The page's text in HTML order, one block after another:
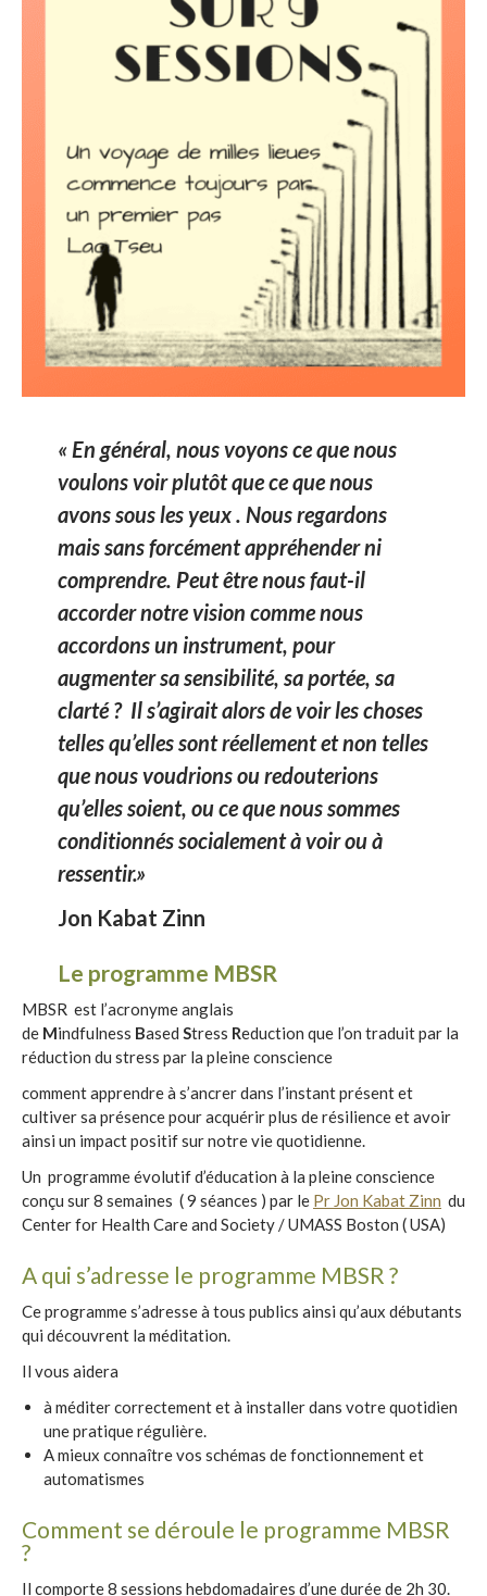
« En général, nous voyons ce que nous
voulons voir plutôt que ce que nous
avons sous les yeux . Nous regardons
mais sans forcément appréhender ni
comprendre. Peut être nous faut-il
accorder notre vision comme nous
accordons un instrument, pour
augmenter sa sensibilité, sa portée, sa
clarté ? Il s’agirait alors de voir les choses
telles qu’elles sont réellement et non telles
que nous voudrions ou redouterions
qu’elles soient, ou ce que nous sommes
conditionnés socialement à voir ou à
ressentir.»
Jon Kabat Zinn
Le programme MBSR
MBSR est l’acronyme anglais
de Mindfulness Based Stress Reduction que l’on traduit par la
réduction du stress par la pleine conscience
comment apprendre à s’ancrer dans l’instant présent et
cultiver sa présence pour acquérir plus de résilience et avoir
ainsi un impact positif sur notre vie quotidienne.
Un programme évolutif d’éducation à la pleine conscience
conçu sur 8 semaines ( 9 séances ) par le Pr Jon Kabat Zinn du
Center for Health Care and Society / UMASS Boston ( USA)
A qui s’adresse le programme MBSR ?
Ce programme s’adresse à tous publics ainsi qu’aux débutants
qui découvrent la méditation.
Il vous aidera
à méditer correctement et à installer dans votre quotidien
une pratique régulière.
A mieux connaître vos schémas de fonctionnement et
automatismes
Comment se déroule le programme MBSR
?
Il comporte 8 sessions hebdomadaires d’une durée de 2h 30.